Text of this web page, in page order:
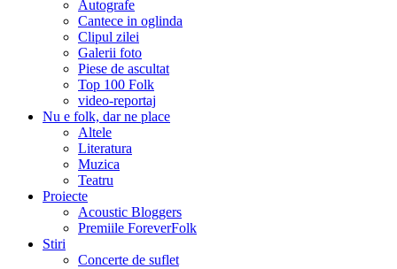
Autografe
Cantece in oglinda
Clipul zilei
Galerii foto
Piese de ascultat
Top 100 Folk
video-reportaj
Nu e folk, dar ne place
Altele
Literatura
Muzica
Teatru
Proiecte
Acoustic Bloggers
Premiile ForeverFolk
Stiri
Concerte de suflet